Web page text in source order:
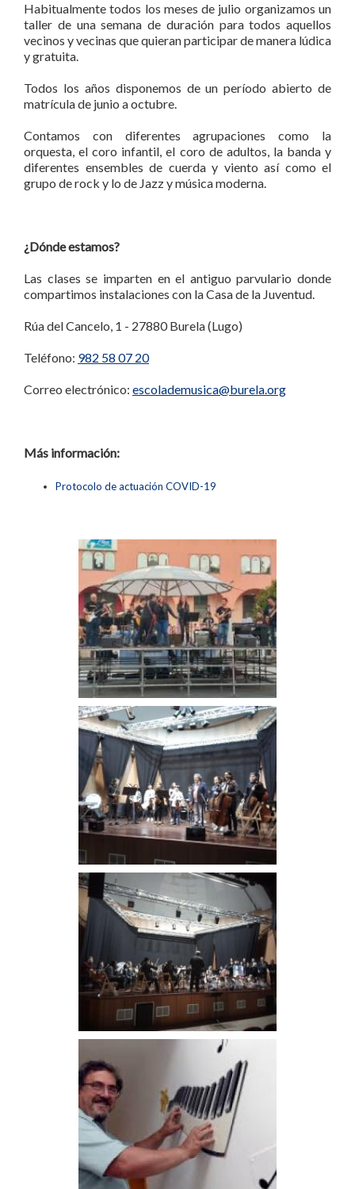
Habitualmente todos los meses de julio organizamos un
taller de una semana de duración para todos aquellos
vecinos y vecinas que quieran participar de manera lúdica
y gratuita.
Todos los años disponemos de un período abierto de
matrícula de junio a octubre.
Contamos con diferentes agrupaciones como la
orquesta, el coro infantil, el coro de adultos, la banda y
diferentes ensembles de cuerda y viento así como el
grupo de rock y lo de Jazz y música moderna.
¿Dónde estamos?
Las clases se imparten en el antiguo parvulario donde
compartimos instalaciones con la Casa de la Juventud.
Rúa del Cancelo, 1 - 27880 Burela (Lugo)
Teléfono: 982 58 07 20
Correo electrónico: escolademusica@burela.org
Más información:
Protocolo de actuación COVID-19